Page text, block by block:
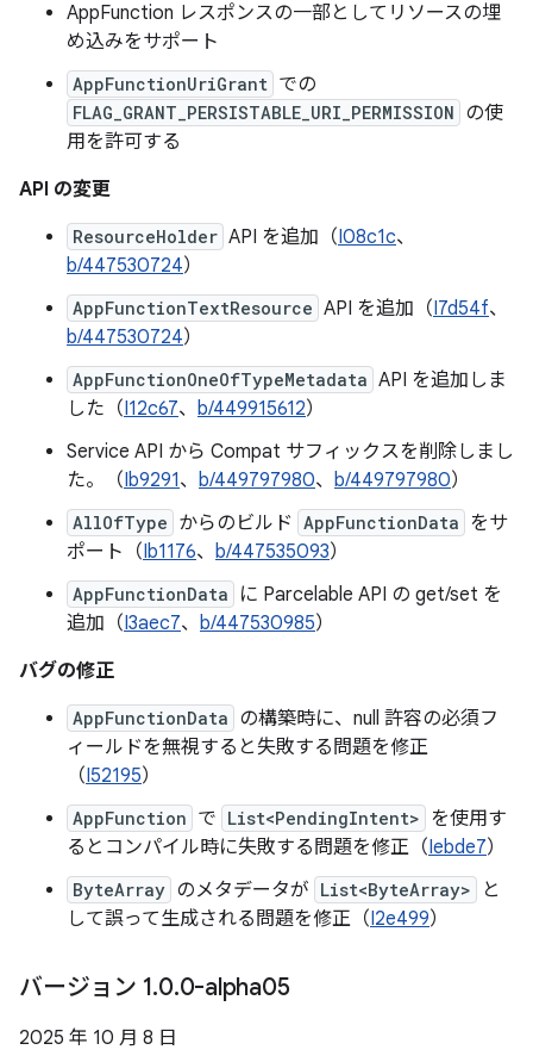
AppFunction レスポンスの一部としてリソースの埋
め込みをサポート
AppFunctionUriGrant での
FLAG_GRANT_PERSISTABLE_URI_PERMISSION の使
用を許可する
API の変更
ResourceHolder API を追加（I08c1c、
b/447530724）
AppFunctionTextResource API を追加（I7d54f、
b/447530724）
AppFunctionOneOfTypeMetadata API を追加しま
した（I12c67、 b/449915612）
Service API から Compat サフィックスを削除しまし
た。（Ib9291、 b/449797980、 b/449797980）
AllOfType からのビルド AppFunctionData をサ
ポート（Ib1176、 b/447535093）
AppFunctionData
に Parcelable API の get/set を
追加（I3aec7、 b/447530985）
バグの修正
AppFunctionData の構築時に、null 許容の必須フ
ィールドを無視すると失敗する問題を修正
（I52195）
AppFunction で List<PendingIntent> を使用す
るとコンパイル時に失敗する問題を修正（Iebde7）
ByteArray のメタデータが List<ByteArray>
と
して誤って生成される問題を修正（I2e499）
バージョン 1.0.0-alpha05
2025 年 10 月 8 日